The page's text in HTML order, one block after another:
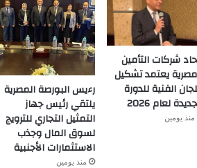
شركات التأمين
يعتمد تشكيل
الفنية للدورة
لعام 2026
منذ يومين
رءيس البورصة المصرية
يلتقي رئيس جهاز
التمثيل التجاري للترويج
لسوق المال وجذب
الاستثمارات الأجنبية
منذ يومين